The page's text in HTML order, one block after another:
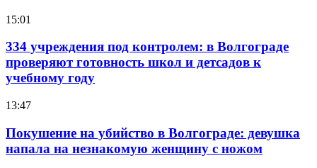
15:01
334 учреждения под контролем: в Волгограде
проверяют готовность школ и детсадов к
учебному году
13:47
Покушение на убийство в Волгограде: девушка
напала на незнакомую женщину с ножом